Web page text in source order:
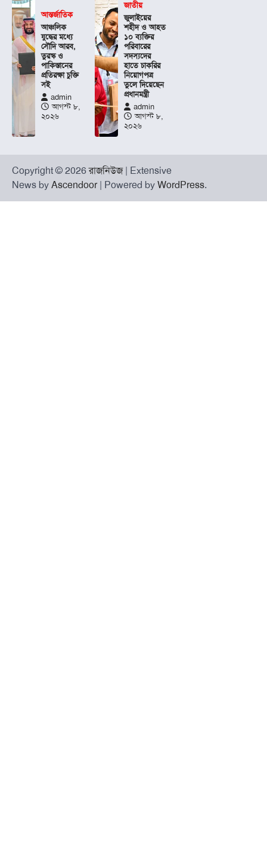
আন্তর্জাতিক
আঞ্চলিক
যুদ্ধের মধ্যে
সৌদি আরব,
তুরস্ক ও
পাকিস্তানের
প্রতিরক্ষা চুক্তি
সই
admin
আগস্ট ৮,
২০২৬
জাতীয়
জুলাইয়ের
শহীদ ও আহত
১০ ব্যক্তির
পরিবারের
সদস্যদের
হাতে চাকরির
নিয়োগপত্র
তুলে দিয়েছেন
প্রধানমন্ত্রী
admin
আগস্ট ৮,
২০২৬
Copyright © 2026রাজনিউজ| Extensive
News by Ascendoor| Powered by WordPress.